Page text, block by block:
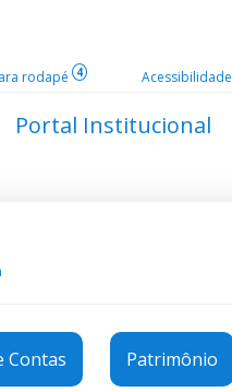
rodapé 4 Acessibilidade
Portal Institucional
Contas Patrimônio